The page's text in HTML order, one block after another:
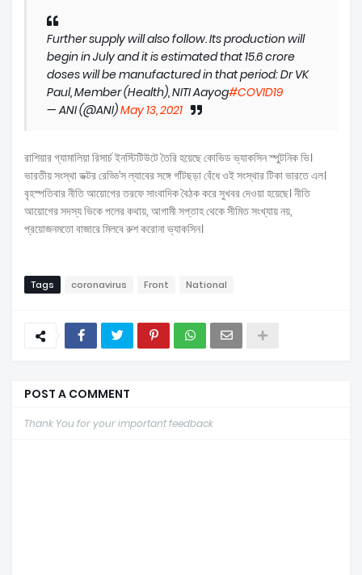
Further supply will also follow. Its production will
begin in July and it is estimated that 15.6 crore
doses will be manufactured in that period: Dr VK
Paul, Member (Health), NITI Aayog#COVID19
— ANI (@ANI)May 13, 2021
রাশিয়ার গ্যামালিয়া রিসার্চ ইনস্টিটিউটে তৈরি হয়েছে কোভিড ভ্যাকসিন স্পুটনিক ভি।
ভারতীয় সংস্থা ডক্টর রেড্ডি’স ল্যাবের সঙ্গে গাঁটছড়া বেঁধে ওই সংস্থার টিকা ভারতে এল।
বৃহস্পতিবার নীতি আয়োগের তরফে সাংবাদিক বৈঠক করে সুখবর দেওয়া হয়েছে। নীতি
আয়োগের সদস্য ভিকে পলের কথায়, আগামী সপ্তাহ থেকে সীমিত সংখ্যায় নয়,
প্রয়োজনমতো বাজারে মিলবে রুশ করোনা ভ্যাকসিন।
Tags coronavirus Front National
POST A COMMENT
Thank You for your important feedback